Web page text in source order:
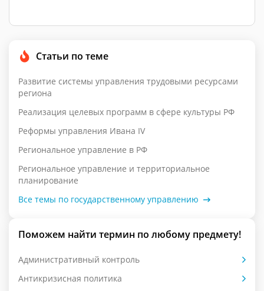
Статьи по теме
Развитие системы управления трудовыми ресурсами
региона
Реализация целевых программ в сфере культуры РФ
Реформы управления Ивана IV
Региональное управление в РФ
Региональное управление и территориальное
планирование
Все темы по государственному управлению
Поможем найти термин по любому предмету!
Административный контроль
Антикризисная политика